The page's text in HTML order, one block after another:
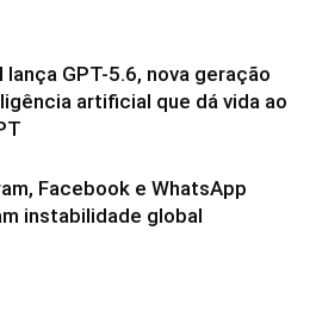
lança GPT-5.6, nova geração
artificial que dá vida ao
Facebook e WhatsApp
instabilidade global